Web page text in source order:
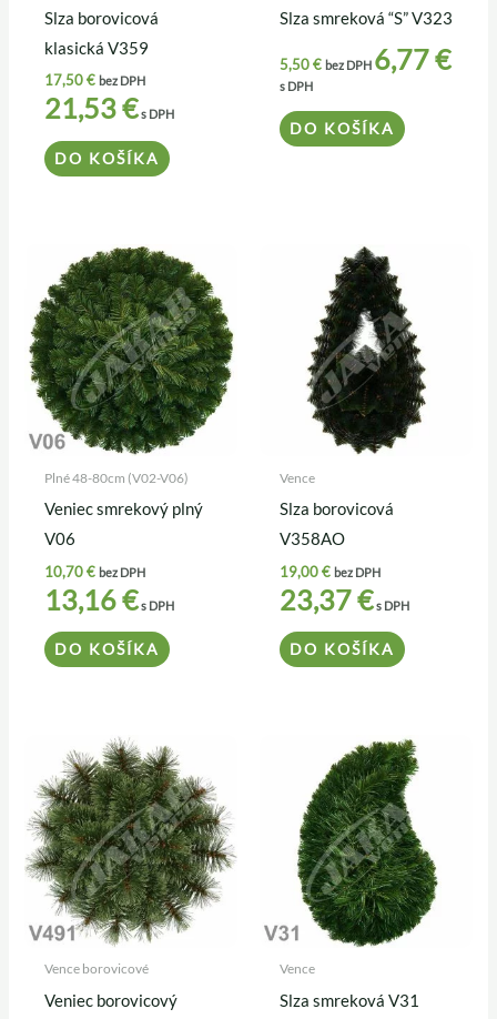
Slza borovicová
klasická V359
17,50€ bez DPH
21,53€s DPH
DO KOŠÍKA
Slza smreková “S” V323
5,50€ bez DPH 6,77€
s DPH
DO KOŠÍKA
Plné 48-80cm (V02-V06)
Veniec smrekový plný
V06
10,70€ bez DPH
13,16€s DPH
DO KOŠÍKA
Vence
Slza borovicová
V358AO
19,00€ bez DPH
23,37€s DPH
DO KOŠÍKA
Vence borovicové
Veniec borovicový
Vence
Slza smreková V31